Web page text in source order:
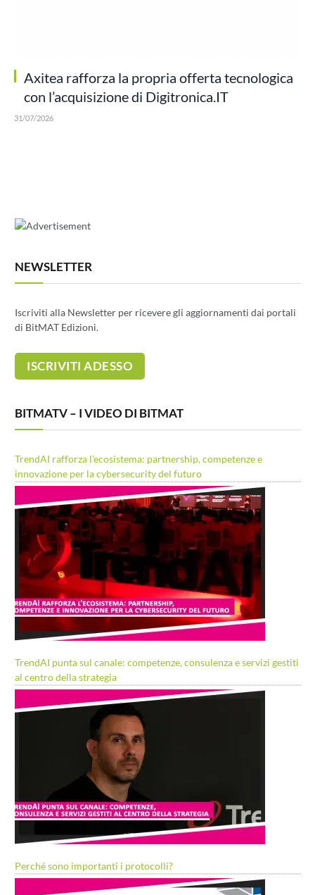
Axitea rafforza la propria offerta tecnologica
con l’acquisizione di Digitronica.IT
31/07/2026
NEWSLETTER
Iscriviti alla Newsletter per ricevere gli aggiornamenti dai portali
di BitMAT Edizioni.
BITMATV – I VIDEO DI BITMAT
TrendAI rafforza l’ecosistema: partnership, competenze e
innovazione per la cybersecurity del futuro
TrendAI punta sul canale: competenze, consulenza e servizi gestiti
al centro della strategia
Perché sono importanti i protocolli?